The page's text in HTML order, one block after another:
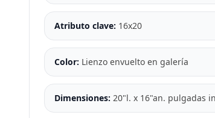
Atributo clave: 16x20
Color: Lienzo envuelto en galería
Dimensiones: 20"l. x 16"an. pulgadas in